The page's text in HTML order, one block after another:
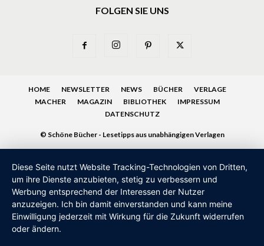
FOLGEN SIE UNS
HOME NEWSLETTER NEWS BÜCHER
VERLAGE
MACHER
MAGAZIN BIBLIOTHEK
IMPRESSUM
DATENSCHUTZ
© Schöne Bücher - Lesetipps aus unabhängigen Verlagen
Diese Seite nutzt Website Tracking-Technologien von Dritten,
um ihre Dienste anzubieten, stetig zu verbessern und
Werbung entsprechend der Interessen der Nutzer
anzuzeigen. Ich bin damit einverstanden und kann meine
Einwilligung jederzeit mit Wirkung für die Zukunft widerrufen
oder ändern.